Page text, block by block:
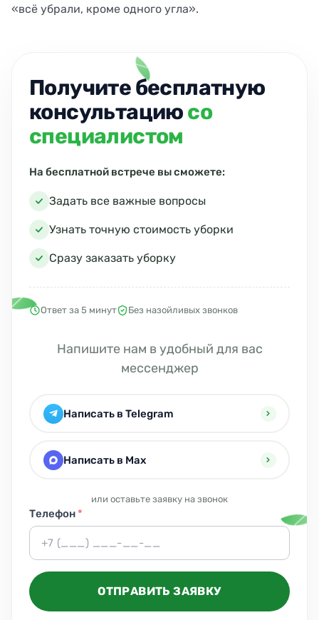
«всё убрали, кроме одного угла».
Получите бесплатную
консультациюсо
специалистом
На бесплатной встрече вы сможете:
Задать все важные вопросы
Узнать точную стоимость уборки
Сразу заказать уборку
Ответ за 5 минут Без назойливых звонков
Напишите нам в удобный для вас
мессенджер
Написать в Telegram
Написать в Max
или оставьте заявку на звонок
Телефон*
ОТПРАВИТЬ ЗАЯВКУ